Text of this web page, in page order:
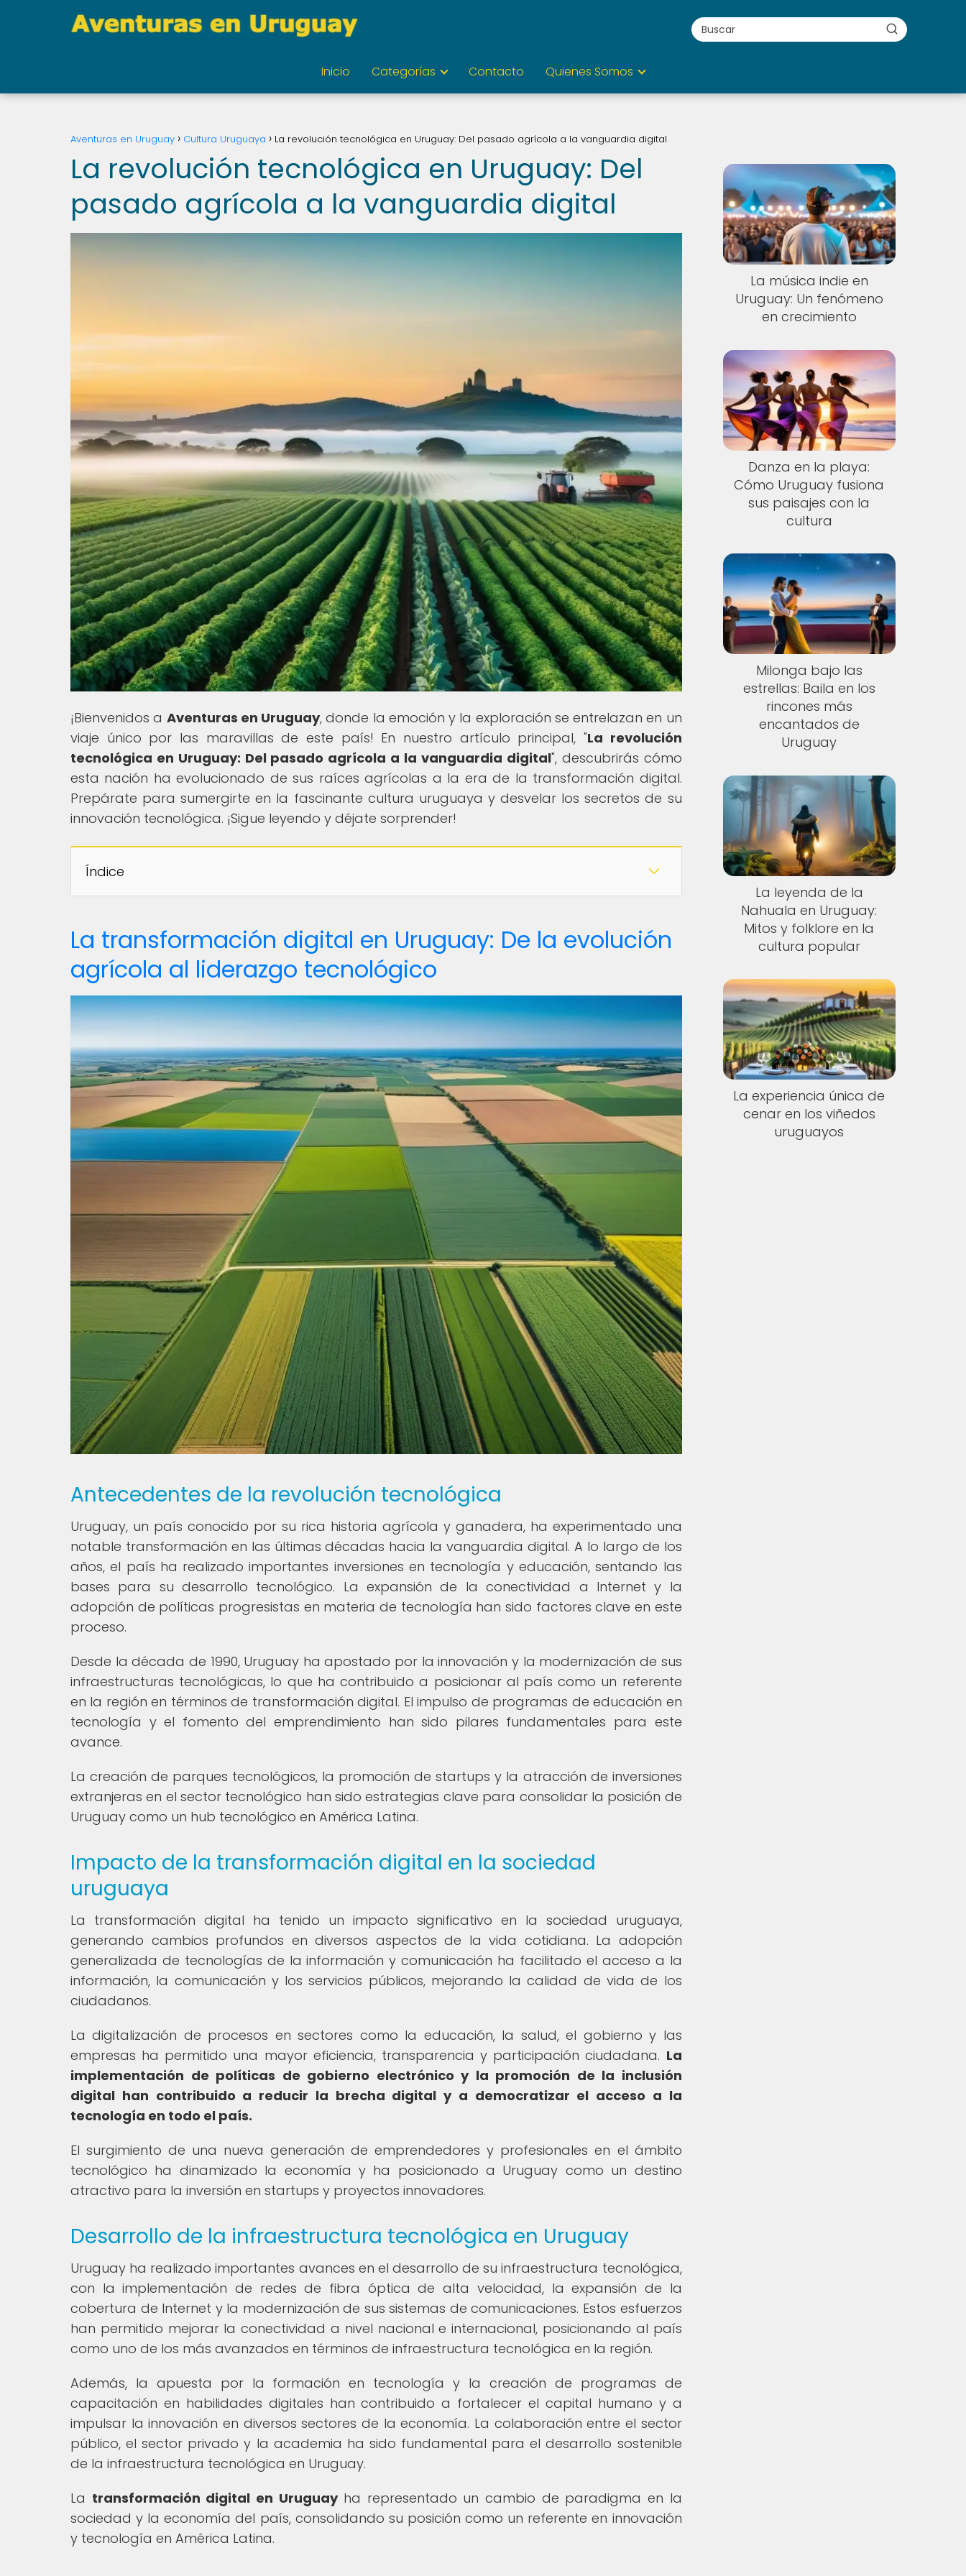
Inicio Categorías Contacto Quienes Somos
Aventuras en Uruguay Cultura Uruguaya La revolución tecnológica en Uruguay: Del pasado agrícola a la vanguardia digital
La revolución tecnológica en Uruguay: Del
pasado agrícola a la vanguardia digital
¡Bienvenidos a Aventuras en Uruguay, donde la emoción y la exploración se entrelazan en un
viaje único por las maravillas de este país! En nuestro artículo principal, "La revolución
tecnológica en Uruguay: Del pasado agrícola a la vanguardia digital", descubrirás cómo
esta nación ha evolucionado de sus raíces agrícolas a la era de la transformación digital.
Prepárate para sumergirte en la fascinante cultura uruguaya y desvelar los secretos de su
innovación tecnológica. ¡Sigue leyendo y déjate sorprender!
Índice
La transformación digital en Uruguay: De la evolución
agrícola al liderazgo tecnológico
Antecedentes de la revolución tecnológica
Uruguay, un país conocido por su rica historia agrícola y ganadera, ha experimentado una
notable transformación en las últimas décadas hacia la vanguardia digital. A lo largo de los
años, el país ha realizado importantes inversiones en tecnología y educación, sentando las
bases para su desarrollo tecnológico. La expansión de la conectividad a Internet y la
adopción de políticas progresistas en materia de tecnología han sido factores clave en este
proceso.
Desde la década de 1990, Uruguay ha apostado por la innovación y la modernización de sus
infraestructuras tecnológicas, lo que ha contribuido a posicionar al país como un referente
en la región en términos de transformación digital. El impulso de programas de educación en
tecnología y el fomento del emprendimiento han sido pilares fundamentales para este
avance.
La creación de parques tecnológicos, la promoción de startups y la atracción de inversiones
extranjeras en el sector tecnológico han sido estrategias clave para consolidar la posición de
Uruguay como un hub tecnológico en América Latina.
Impacto de la transformación digital en la sociedad
uruguaya
La transformación digital ha tenido un impacto significativo en la sociedad uruguaya,
generando cambios profundos en diversos aspectos de la vida cotidiana. La adopción
generalizada de tecnologías de la información y comunicación ha facilitado el acceso a la
información, la comunicación y los servicios públicos, mejorando la calidad de vida de los
ciudadanos.
La digitalización de procesos en sectores como la educación, la salud, el gobierno y las
empresas ha permitido una mayor eficiencia, transparencia y participación ciudadana. La
implementación de políticas de gobierno electrónico y la promoción de la inclusión
digital han contribuido a reducir la brecha digital y a democratizar el acceso a la
tecnología en todo el país.
El surgimiento de una nueva generación de emprendedores y profesionales en el ámbito
tecnológico ha dinamizado la economía y ha posicionado a Uruguay como un destino
atractivo para la inversión en startups y proyectos innovadores.
Desarrollo de la infraestructura tecnológica en Uruguay
Uruguay ha realizado importantes avances en el desarrollo de su infraestructura tecnológica,
con la implementación de redes de fibra óptica de alta velocidad, la expansión de la
cobertura de Internet y la modernización de sus sistemas de comunicaciones. Estos esfuerzos
han permitido mejorar la conectividad a nivel nacional e internacional, posicionando al país
como uno de los más avanzados en términos de infraestructura tecnológica en la región.
Además, la apuesta por la formación en tecnología y la creación de programas de
capacitación en habilidades digitales han contribuido a fortalecer el capital humano y a
impulsar la innovación en diversos sectores de la economía. La colaboración entre el sector
público, el sector privado y la academia ha sido fundamental para el desarrollo sostenible
de la infraestructura tecnológica en Uruguay.
La transformación digital en Uruguayha representado un cambio de paradigma en la
sociedad y la economía del país, consolidando su posición como un referente en innovación
y tecnología en América Latina.
La música indie en
Uruguay: Un fenómeno
en crecimiento
Danza en la playa:
Cómo Uruguay fusiona
sus paisajes con la
cultura
Milonga bajo las
estrellas: Baila en los
rincones más
encantados de
Uruguay
La leyenda de la
Nahuala en Uruguay:
Mitos y folklore en la
cultura popular
La experiencia única de
cenar en los viñedos
uruguayos